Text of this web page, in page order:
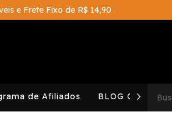
e Frete Fixo de R$ 14,90
de Afiliados BLOG CAVERNA